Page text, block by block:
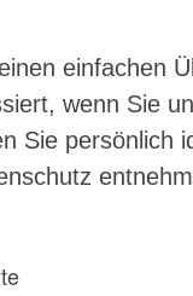
einfachen
wenn Sie
Sie persönlich